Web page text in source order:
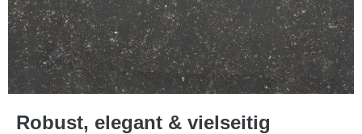
Robust, elegant & vielseitig